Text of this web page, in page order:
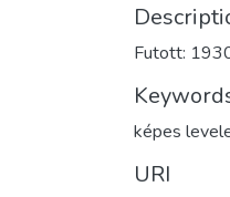
Futott:
képes
URI